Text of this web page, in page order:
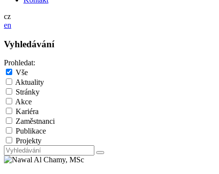
cz
en
Vyhledávání
Prohledat:
Vše
Aktuality
Stránky
Akce
Kariéra
Zaměstnanci
Publikace
Projekty